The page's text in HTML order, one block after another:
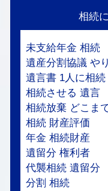
相続
未支給年金 相続
遺産分割協議 や
遺言書 1人に相続
相続させる 遺言
相続放棄 どこま
相続 財産評価
年金 相続財産
遺留分 権利者
代襲相続 遺留分
分割 相続